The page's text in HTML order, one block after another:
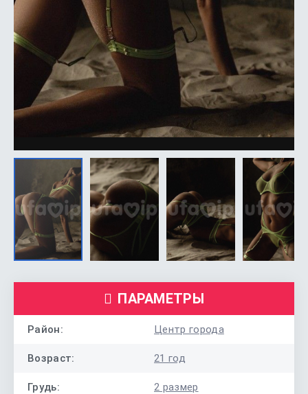
ПАРАМЕТРЫ
Район: Центр города
Возраст: 21 год
Грудь: 2 размер